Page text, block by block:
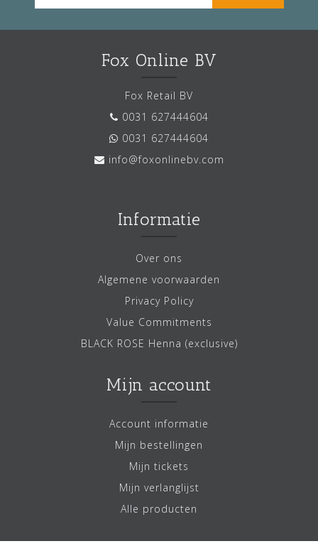
Fox Online BV
Fox Retail BV
0031 627444604
0031 627444604
info@foxonlinebv.com
Informatie
Over ons
Algemene voorwaarden
Privacy Policy
Value Commitments
BLACK ROSE Henna (exclusive)
Mijn account
Account informatie
Mijn bestellingen
Mijn tickets
Mijn verlanglijst
Alle producten